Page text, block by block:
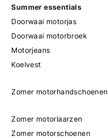
Summer essentials
Doorwaai motorjas
Doorwaai motorbroek
Motorjeans
Koelvest
Zomer motorhandschoenen
Zomer motorlaarzen
Zomer motorschoenen